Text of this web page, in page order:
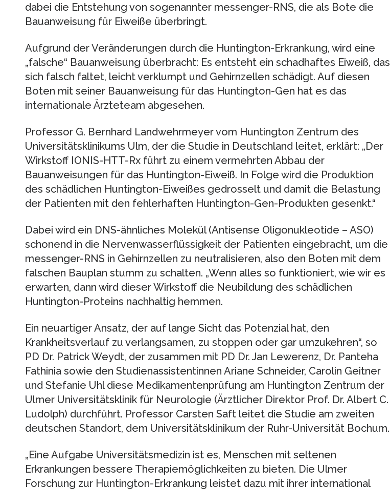
dabei die Entstehung von sogenannter messenger-RNS, die als Bote die
Bauanweisung für Eiweiße überbringt.
Aufgrund der Veränderungen durch die Huntington-Erkrankung, wird eine
„falsche“ Bauanweisung überbracht: Es entsteht ein schadhaftes Eiweiß, das
sich falsch faltet, leicht verklumpt und Gehirnzellen schädigt. Auf diesen
Boten mit seiner Bauanweisung für das Huntington-Gen hat es das
internationale Ärzteteam abgesehen.
Professor G. Bernhard Landwehrmeyer vom Huntington Zentrum des
Universitätsklinikums Ulm, der die Studie in Deutschland leitet, erklärt: „Der
Wirkstoff IONIS-HTT-Rx führt zu einem vermehrten Abbau der
Bauanweisungen für das Huntington-Eiweiß. In Folge wird die Produktion
des schädlichen Huntington-Eiweißes gedrosselt und damit die Belastung
der Patienten mit den fehlerhaften Huntington-Gen-Produkten gesenkt.“
Dabei wird ein DNS-ähnliches Molekül (Antisense Oligonukleotide – ASO)
schonend in die Nervenwasserflüssigkeit der Patienten eingebracht, um die
messenger-RNS in Gehirnzellen zu neutralisieren, also den Boten mit dem
falschen Bauplan stumm zu schalten. „Wenn alles so funktioniert, wie wir es
erwarten, dann wird dieser Wirkstoff die Neubildung des schädlichen
Huntington-Proteins nachhaltig hemmen.
Ein neuartiger Ansatz, der auf lange Sicht das Potenzial hat, den
Krankheitsverlauf zu verlangsamen, zu stoppen oder gar umzukehren“, so
PD Dr. Patrick Weydt, der zusammen mit PD Dr. Jan Lewerenz, Dr. Panteha
Fathinia sowie den Studienassistentinnen Ariane Schneider, Carolin Geitner
und Stefanie Uhl diese Medikamentenprüfung am Huntington Zentrum der
Ulmer Universitätsklinik für Neurologie (Ärztlicher Direktor Prof. Dr. Albert C.
Ludolph) durchführt. Professor Carsten Saft leitet die Studie am zweiten
deutschen Standort, dem Universitätsklinikum der Ruhr-Universität Bochum.
„Eine Aufgabe Universitätsmedizin ist es, Menschen mit seltenen
Erkrankungen bessere Therapiemöglichkeiten zu bieten. Die Ulmer
Forschung zur Huntington-Erkrankung leistet dazu mit ihrer international